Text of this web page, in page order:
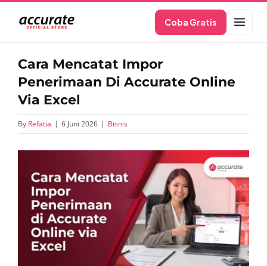
content
Coba Gratis
Cara Mencatat Impor
Penerimaan Di Accurate Online
Via Excel
By Refatia | 6 Juni 2026 | Bisnis
Larger
Image